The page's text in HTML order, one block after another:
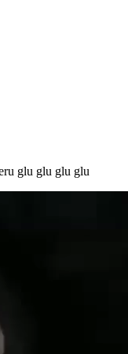
glu glu glu glu